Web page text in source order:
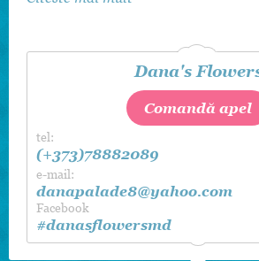
coronițe și accesorii pentru păr
buchete pentru domnișoarele de
decor lumânări de cununie
decorul sălii etc.
Dana's
Comandă apel
tel:
(+373)78882089
e-mail:
danapalade8@yahoo.com
Facebook
#danasflowersmd